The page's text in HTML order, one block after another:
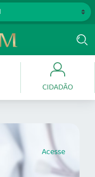
CIDADÃO
Acesse